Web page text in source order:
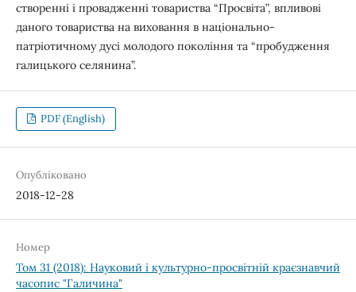
створенні і провадженні товариства “Просвіта”, впливові
даного товариства на виховання в національно-
патріотичному дусі молодого покоління та “пробудження
галицького селянина”.
PDF (English)
Опубліковано
2018-12-28
Номер
Том 31 (2018): Науковий і культурно-просвітній краєзнавчий
часопис "Галичина"